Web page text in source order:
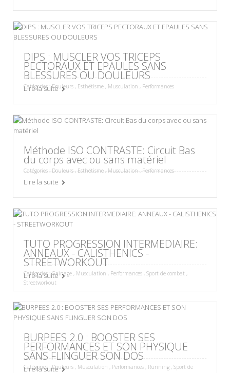
DIPS : MUSCLER VOS TRICEPS
PECTORAUX ET EPAULES SANS
BLESSURES OU DOULEURS
Catégories :Douleurs Esthétisme Musculation Performances
Lire la suite
Méthode ISO CONTRASTE: Circuit Bas
du corps avec ou sans matériel
Catégories : Douleurs , Esthétisme, Musculation,Performances
Lire la suite
TUTO PROGRESSION INTERMEDIAIRE:
ANNEAUX - CALISTHENICS -
STREETWORKOUT
Catégories :Gainage Musculation Performances Sport de combat
Streetworkout
Lire la suite
BURPEES 2.0 : BOOSTER SES
PERFORMANCES ET SON PHYSIQUE
SANS FLINGUER SON DOS
Catégories :Douleurs Musculation Performances Running Sport de
Lire la suite